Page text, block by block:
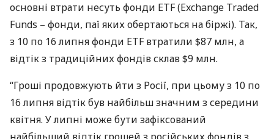
основні втрати несуть фонди ETF(Exchange Traded
Funds – фонди, паї яких обертаються на біржі). Так,
з 10 по 16 липня фонди ETF втратили $87 млн, а
відтік з традиційних фондів склав $9 млн.
“Гроші продовжують йти з Росії, при цьому з 10 по
16 липня відтік був найбільш значним з середини
квітня. У липні може бути зафіксований